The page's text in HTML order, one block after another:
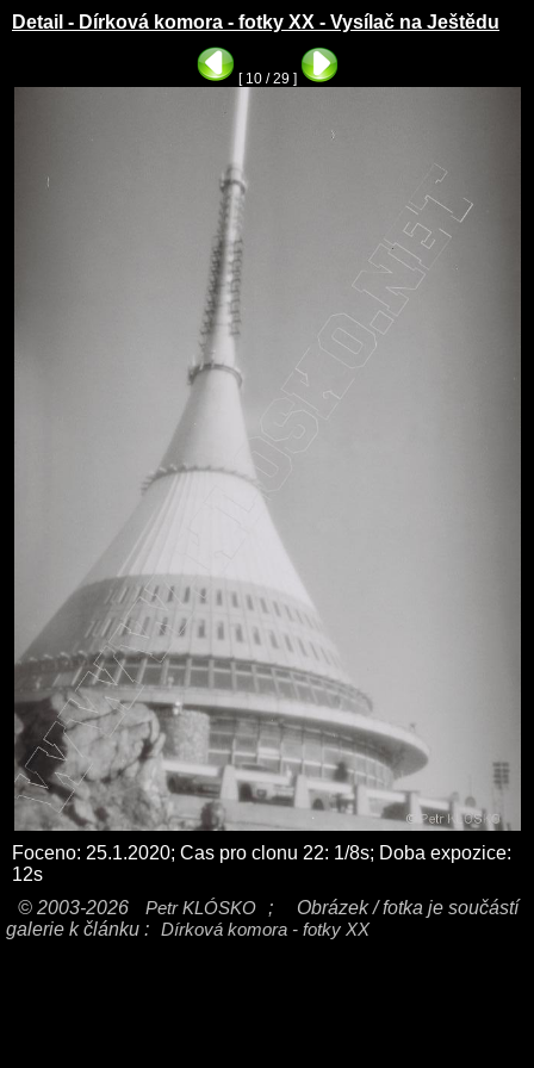
Detail - Dírková komora - fotky XX - Vysílač na Ještědu
[ 10 / 29 ]
Foceno: 25.1.2020; Cas pro clonu 22: 1/8s; Doba expozice:
12s
© 2003-2026
Petr KLÓSKO ;
Obrázek / fotka je součástí
galerie k článku : Dírková komora - fotky XX